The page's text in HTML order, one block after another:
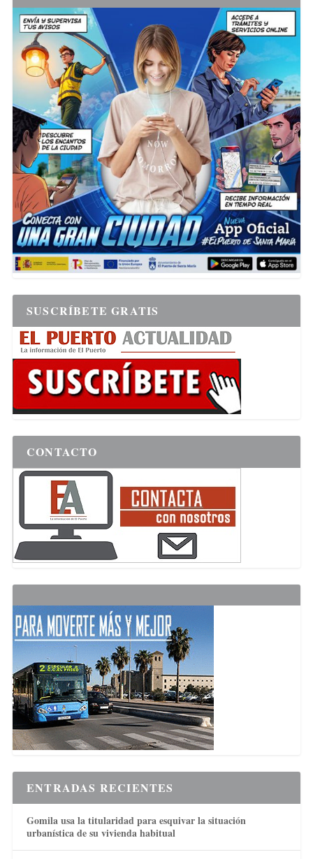
SUSCRÍBETE GRATIS
CONTACTO
ENTRADAS RECIENTES
Gomila usa la titularidad para esquivar la situación
urbanística de su vivienda habitual